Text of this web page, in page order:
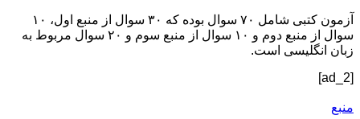
آزمون کتبی شامل ۷۰ سوال بوده که ۳۰ سوال از منبع اول، ۱۰
سوال از منبع دوم و ۱۰ سوال از منبع سوم و ۲۰ سوال مربوط به
زبان انگلیسی است.
[ad_2]
منبع